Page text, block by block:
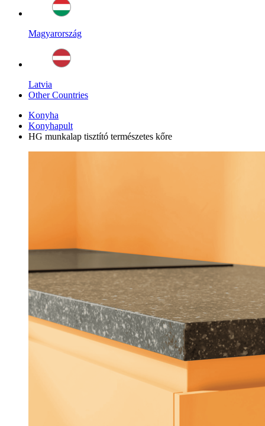
Magyarország
Latvia
Other Countries
Konyha
Konyhapult
HG munkalap tisztító természetes kőre